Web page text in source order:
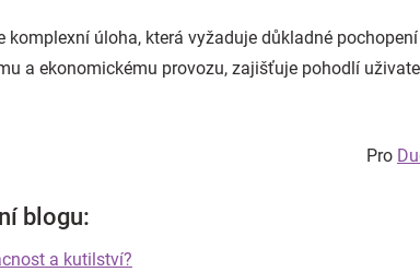
komplexní úloha, která vyžaduje důkladné
a ekonomickému provozu, zajišťuje pohodlí
Pro
blogu:
a kutilství?